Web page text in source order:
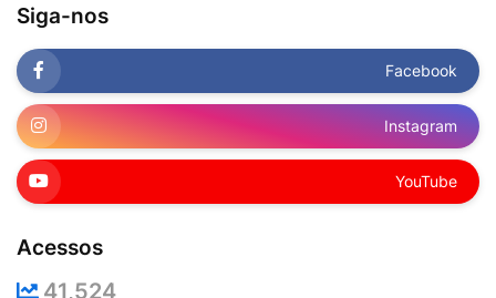
Siga-nos
Facebook
Instagram
YouTube
Acessos
41,524